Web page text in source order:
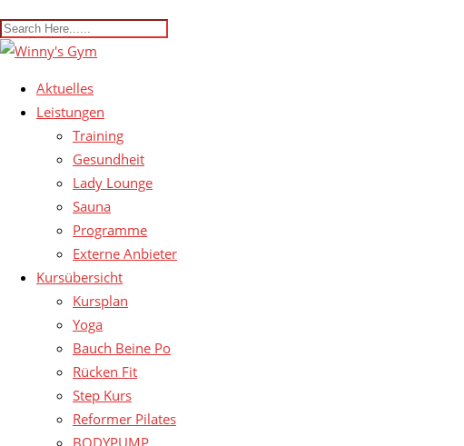
Aktuelles
Leistungen
Training
Gesundheit
Lady Lounge
Sauna
Programme
Externe Anbieter
Kursübersicht
Kursplan
Yoga
Bauch Beine Po
Rücken Fit
Step Kurs
Reformer Pilates
BODYPUMP